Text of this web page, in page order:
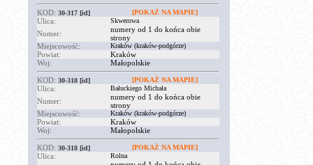
KOD: 30-317 [id] [POKAŻ NA MAPIE]
Ulica: Skwerowa
Numer:
numery od 1 do końca obie
strony
Miejscowość:
Kraków (kraków-podgórze)
Powiat:
Kraków
Woj:
Małopolskie
KOD: 30-318 [id] [POKAŻ NA MAPIE]
Ulica: Bałuckiego Michała
Numer:
numery od 1 do końca obie
strony
Miejscowość:
Kraków (kraków-podgórze)
Powiat:
Kraków
Woj:
Małopolskie
KOD: 30-318 [id] [POKAŻ NA MAPIE]
Ulica: Rolna